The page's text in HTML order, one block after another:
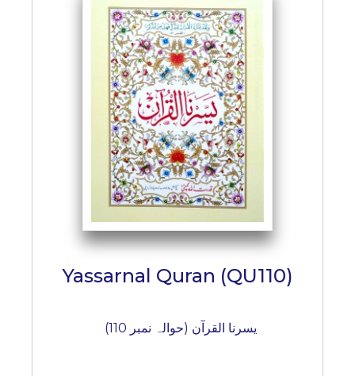
Yassarnal Quran (QU110)
یسرنا القرآن (حوالہ نمبر 110)